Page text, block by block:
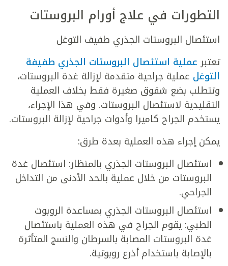
التطورات في علاج أورام البروستات
استئصال البروستات الجذري طفيف التوغل
تعتبر عملية استئصال البروستات الجذري طفيفة
التوغل عملية جراحية متقدمة لإزالة غدة البروستات،
وتتطلب بضع شقوق صغيرة فقط بخلاف العملية
التقليدية لاستئصال البروستات. وفي هذا الإجراء،
يستخدم الجراح كاميرا وأدوات جراحية لإزالة البروستات.
يمكن إجراء هذه العملية بعدة طرق:
استئصال البروستات الجذري بالمنظار: استئصال غدة
البروستات من خلال عملية بالحد الأدنى من التداخل
الجراحي.
استئصال البروستات الجذري بمساعدة الروبوت
الطبي: يقوم الجراح في هذه العملية باستئصال
غدة البروستات المصابة بالسرطان والنسج المتأثرة
بالإصابة باستخدام أذرع روبوتية.